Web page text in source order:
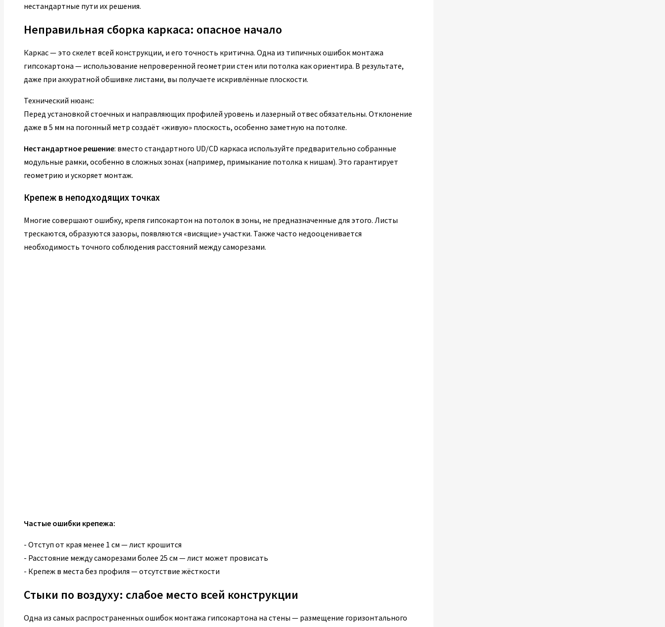
нестандартные пути их решения.
Неправильная сборка каркаса: опасное начало
Каркас — это скелет всей конструкции, и его точность критична. Одна из типичных ошибок монтажа
гипсокартона — использование непроверенной геометрии стен или потолка как ориентира. В результате,
даже при аккуратной обшивке листами, вы получаете искривлённые плоскости.
Технический нюанс:
Перед установкой стоечных и направляющих профилей уровень и лазерный отвес обязательны. Отклонение
даже в 5 мм на погонный метр создаёт «живую» плоскость, особенно заметную на потолке.
Нестандартное решение: вместо стандартного UD/CD каркаса используйте предварительно собранные
модульные рамки, особенно в сложных зонах (например, примыкание потолка к нишам). Это гарантирует
геометрию и ускоряет монтаж.
Крепеж в неподходящих точках
Многие совершают ошибку, крепя гипсокартон на потолок в зоны, не предназначенные для этого. Листы
трескаются, образуются зазоры, появляются «висящие» участки. Также часто недооценивается
необходимость точного соблюдения расстояний между саморезами.
Частые ошибки крепежа:
- Отступ от края менее 1 см — лист крошится
- Расстояние между саморезами более 25 см — лист может провисать
- Крепеж в места без профиля — отсутствие жёсткости
Стыки по воздуху: слабое место всей конструкции
Одна из самых распространенных ошибок монтажа гипсокартона на стены — размещение горизонтального